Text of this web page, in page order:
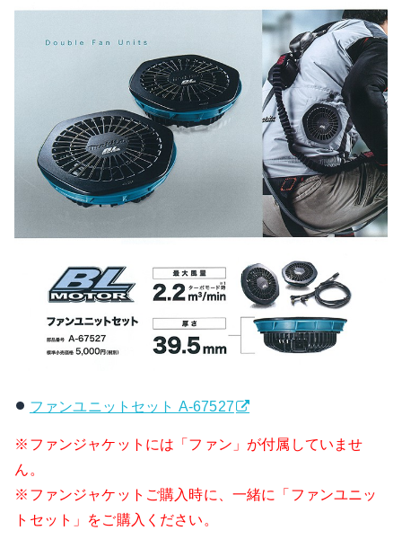
ファンユニットセット A-67527
※ファンジャケットには「ファン」が付属していませ
ん。
※ファンジャケットご購入時に、一緒に「ファンユニッ
トセット」をご購入ください。